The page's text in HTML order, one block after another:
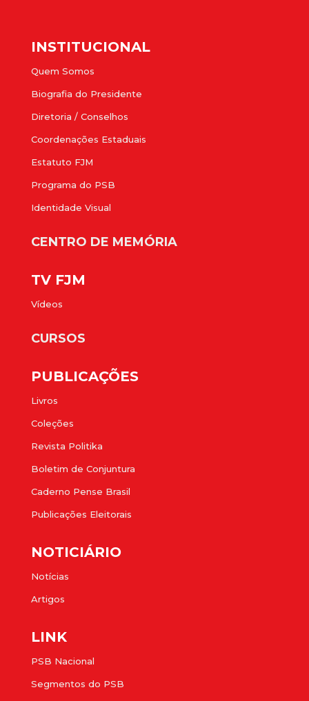
INSTITUCIONAL
Quem Somos
Biografia do Presidente
Diretoria / Conselhos
Coordenações Estaduais
Estatuto FJM
Programa do PSB
Identidade Visual
CENTRO DE MEMÓRIA
TV FJM
Vídeos
CURSOS
PUBLICAÇÕES
Livros
Coleções
Revista Politika
Boletim de Conjuntura
Caderno Pense Brasil
Publicações Eleitorais
NOTICIÁRIO
Notícias
Artigos
LINK
PSB Nacional
Segmentos do PSB